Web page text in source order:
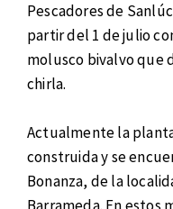
Pescadores de
partir del 1 de julio
molusco bivalvo que
chirla.
Actualmente la
construida y se
Bonanza, de la